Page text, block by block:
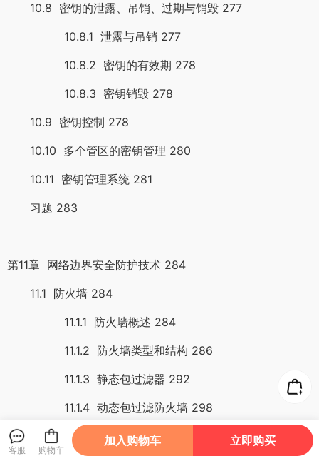
10.8 密钥的泄露、吊销、过期与销毁 277
10.8.1 泄露与吊销 277
10.8.2 密钥的有效期 278
10.8.3 密钥销毁 278
10.9 密钥控制 278
10.10 多个管区的密钥管理 280
10.11 密钥管理系统 281
习题 283
第11章 网络边界安全防护技术 284
11.1 防火墙 284
11.1.1 防火墙概述 284
11.1.2 防火墙类型和结构 286
11.1.3 静态包过滤器 292
11.1.4 动态包过滤防火墙 298
11.1.5 电路级网关 301
客服 购物车
加入购物车 立即购买